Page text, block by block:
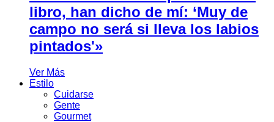
libro, han dicho de mí: ‘Muy de
campo no será si lleva los labios
pintados'»
Ver Más
Estilo
Cuidarse
Gente
Gourmet